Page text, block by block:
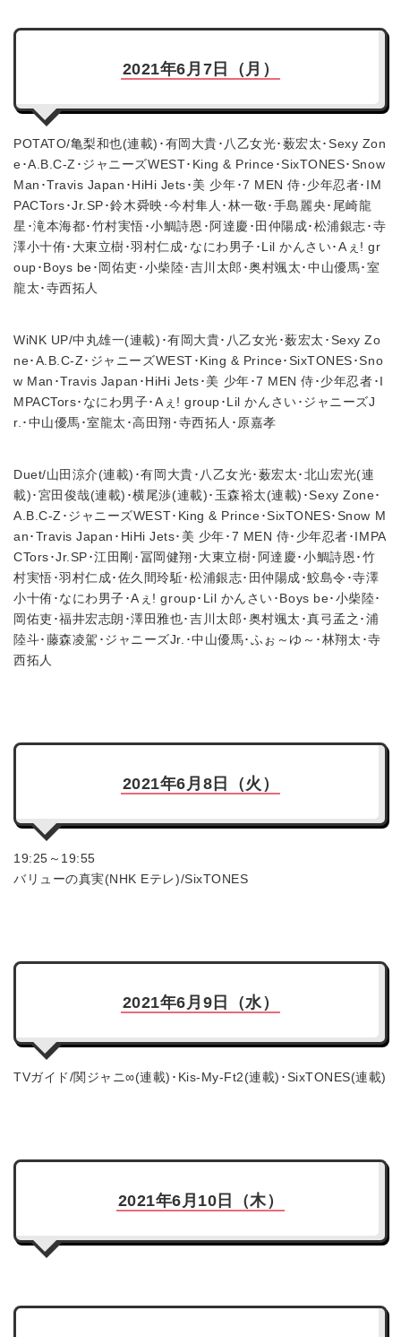
2021年6月7日（月）
POTATO/亀梨和也(連載)･有岡大貴･八乙女光･薮宏太･Sexy Zon
e･A.B.C-Z･ジャニーズWEST･King & Prince･SixTONES･Snow
Man･Travis Japan･HiHi Jets･美 少年･7 MEN 侍･少年忍者･IM
PACTors･Jr.SP･鈴木舜映･今村隼人･林一敬･手島麗央･尾崎龍
星･滝本海都･竹村実悟･小鯛詩恩･阿達慶･田仲陽成･松浦銀志･寺
澤小十侑･大東立樹･羽村仁成･なにわ男子･Lil かんさい･Aぇ! gr
oup･Boys be･岡佑吏･小柴陸･吉川太郎･奥村颯太･中山優馬･室
龍太･寺西拓人
WiNK UP/中丸雄一(連載)･有岡大貴･八乙女光･薮宏太･Sexy Zo
ne･A.B.C-Z･ジャニーズWEST･King & Prince･SixTONES･Sno
w Man･Travis Japan･HiHi Jets･美 少年･7 MEN 侍･少年忍者･I
MPACTors･なにわ男子･Aぇ! group･Lil かんさい･ジャニーズJ
r.･中山優馬･室龍太･高田翔･寺西拓人･原嘉孝
Duet/山田涼介(連載)･有岡大貴･八乙女光･薮宏太･北山宏光(連
載)･宮田俊哉(連載)･横尾渉(連載)･玉森裕太(連載)･Sexy Zone･
A.B.C-Z･ジャニーズWEST･King & Prince･SixTONES･Snow M
an･Travis Japan･HiHi Jets･美 少年･7 MEN 侍･少年忍者･IMPA
CTors･Jr.SP･江田剛･冨岡健翔･大東立樹･阿達慶･小鯛詩恩･竹
村実悟･羽村仁成･佐久間玲駈･松浦銀志･田仲陽成･鮫島令･寺澤
小十侑･なにわ男子･Aぇ! group･Lil かんさい･Boys be･小柴陸･
岡佑吏･福井宏志朗･澤田雅也･吉川太郎･奥村颯太･真弓孟之･浦
陸斗･藤森凌駕･ジャニーズJr.･中山優馬･ふぉ～ゆ～･林翔太･寺
西拓人
2021年6月8日（火）
19:25～19:55
バリューの真実(NHK Eテレ)/SixTONES
2021年6月9日（水）
TVガイド/関ジャニ∞(連載)･Kis-My-Ft2(連載)･SixTONES(連載)
2021年6月10日（木）